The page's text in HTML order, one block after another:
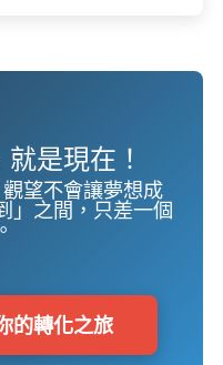
是現在！
望不會讓夢想成
」之間，只差一個
的轉化之旅